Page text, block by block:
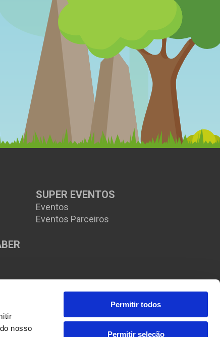
nosso
Permitir todos
Permitir seleção
SUPER EVENTOS
Eventos
Eventos Parceiros